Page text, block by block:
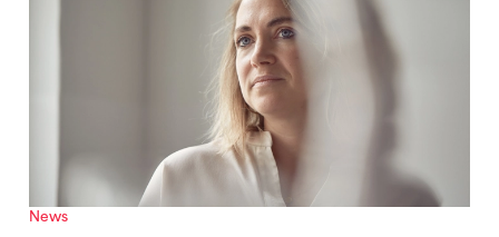
News